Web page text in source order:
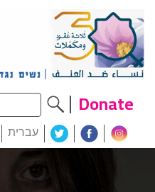
Donate
עברית